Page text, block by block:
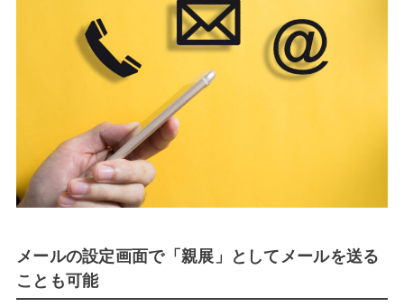
メールの設定画面で「親展」としてメールを送る
ことも可能